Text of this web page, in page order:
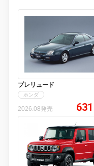
プレリュード
ホンダ
2026.08発売 631